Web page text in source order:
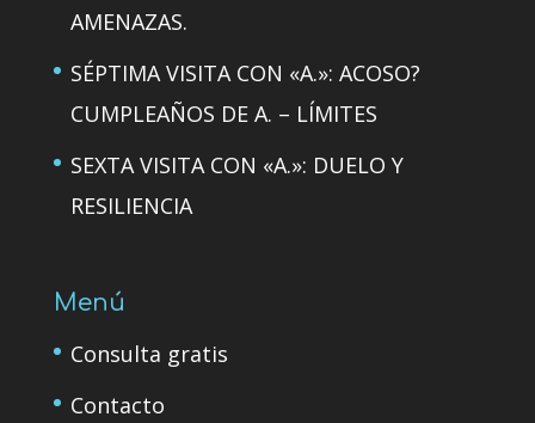
AMENAZAS.
SÉPTIMA VISITA CON «A.»: ACOSO?
CUMPLEAÑOS DE A. – LÍMITES
SEXTA VISITA CON «A.»: DUELO Y
RESILIENCIA
Menú
Consulta gratis
Contacto